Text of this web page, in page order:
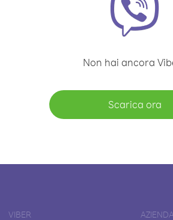
Non hai ancora
Scarica ora
VIBER AZIENDA